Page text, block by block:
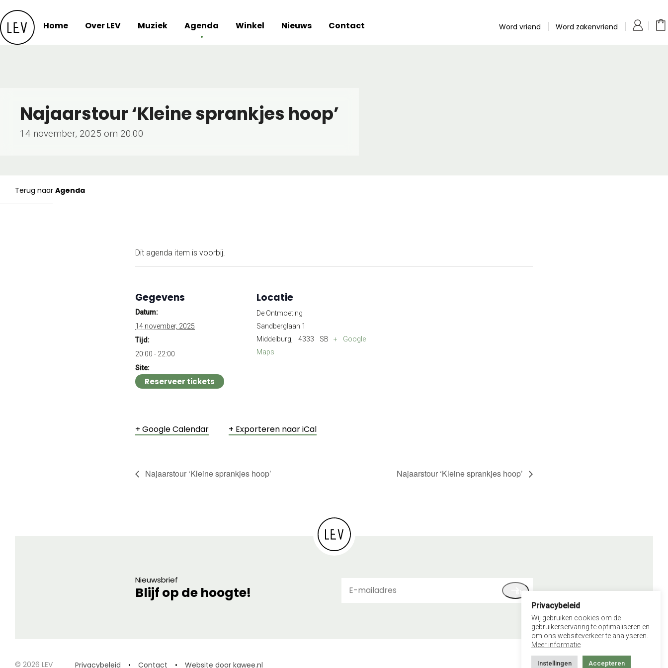
to
content
Home Over LEV Muziek Agenda Winkel Nieuws Contact Word vriend Word zakenvriend
Najaarstour ‘Kleine sprankjes hoop’
14 november, 2025 om 20:00
Terug naar Agenda
Dit agenda item is voorbij.
+ Google Calendar + Exporteren naar iCal
Gegevens
Datum:
14 november, 2025
Tijd:
20:00 - 22:00
Site:
Reserveer tickets
Locatie
De Ontmoeting
Sandberglaan 1
Middelburg
4333 SB
+ Google
Maps
Najaarstour ‘Kleine sprankjes hoop’ Najaarstour ‘Kleine sprankjes hoop’
Nieuwsbrief
Blijf op de hoogte! SIGN UP
© 2026 LEV Privacybeleid Contact Website door kawee.nl
Privacybeleid
Wij gebruiken cookies om de
gebruikerservaring te optimaliseren en
om ons websiteverkeer te analyseren.
Meer informatie
Instellingen Accepteren